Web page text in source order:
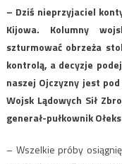
– Dziś nieprzyjaciel
Kijowa. Kolumny
szturmować obrzeża
kontrolą, a decyzje
naszej Ojczyzny jest
Wojsk Lądowych Sił
generał-pułkownik
– Wszelkie próby